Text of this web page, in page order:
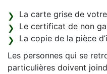
La carte grise de
Le certificat de non
La copie de la pièce
Les personnes qui se
particulières doivent